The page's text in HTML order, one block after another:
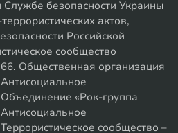
безопасности Украины
актов,
Российской
сообщество
Общественная организация
«Рок-группа
сообщество –